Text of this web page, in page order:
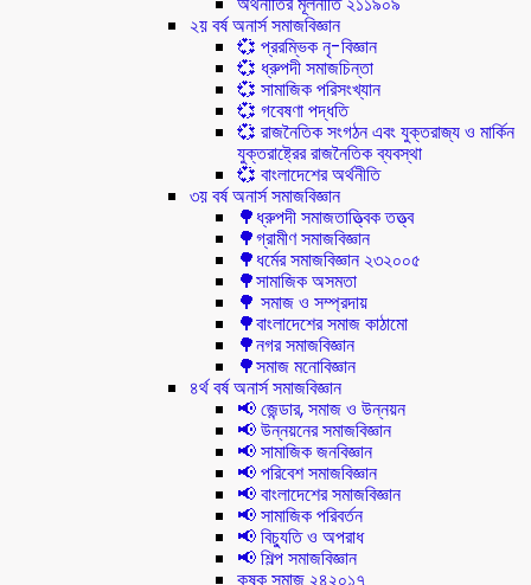
২য় বর্ষ অনার্স সমাজবিজ্ঞান
💞 প্ররম্ভিক নৃ-বিজ্ঞান
💞 ধ্রুপদী সমাজচিন্তা
💞 সামাজিক পরিসংখ্যান
💞 গবেষণা পদ্ধতি
💞 রাজনৈতিক সংগঠন এবং যুক্তরাজ্য ও মার্কিন
যুক্তরাষ্ট্রের রাজনৈতিক ব্যবস্থা
💞 বাংলাদেশের অর্থনীতি
৩য় বর্ষ অনার্স সমাজবিজ্ঞান
🌳ধ্রুপদী সমাজতাত্ত্বিক তত্ত্ব
🌳গ্রামীণ সমাজবিজ্ঞান
🌳ধর্মের সমাজবিজ্ঞান ২৩২০০৫
🌳সামাজিক অসমতা
🌳 সমাজ ও সম্প্রদায়
🌳বাংলাদেশের সমাজ কাঠামো
🌳নগর সমাজবিজ্ঞান
🌳সমাজ মনোবিজ্ঞান
৪র্থ বর্ষ অনার্স সমাজবিজ্ঞান
📢 জেন্ডার, সমাজ ও উন্নয়ন
📢 উন্নয়নের সমাজবিজ্ঞান
📢 সামাজিক জনবিজ্ঞান
📢 পরিবেশ সমাজবিজ্ঞান
📢 বাংলাদেশের সমাজবিজ্ঞান
📢 সামাজিক পরিবর্তন
📢 বিচ্যুতি ও অপরাধ
📢 শিল্প সমাজবিজ্ঞান